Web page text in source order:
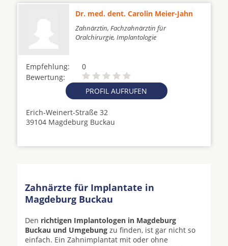
Dr. med. dent. Carolin Meier-Jahn
Zahnärztin, Fachzahnärztin für
Oralchirurgie, Implantologie
Empfehlung:
0
Bewertung:
PROFIL AUFRUFEN
Erich-Weinert-Straße 32
39104 Magdeburg Buckau
Zahnärzte für Implantate in
Magdeburg Buckau
Den richtigen Implantologen in Magdeburg
Buckau und Umgebung zu finden, ist gar nicht so
einfach. Ein Zahnimplantat mit oder ohne